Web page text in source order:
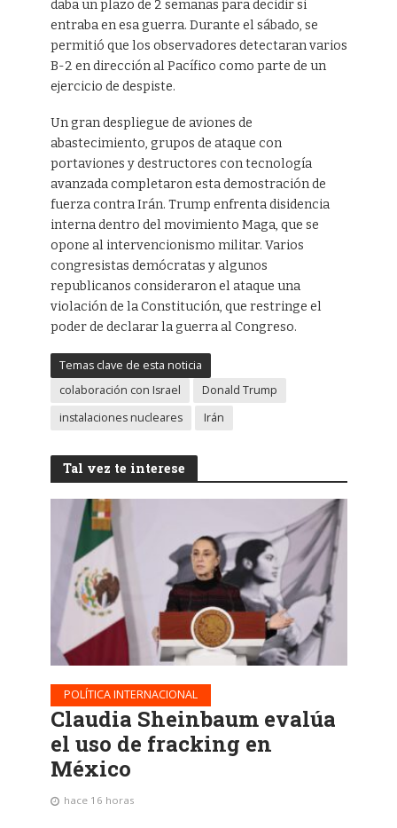
daba un plazo de 2 semanas para decidir si
entraba en esa guerra. Durante el sábado, se
permitió que los observadores detectaran varios
B-2 en dirección al Pacífico como parte de un
ejercicio de despiste.
Un gran despliegue de aviones de
abastecimiento, grupos de ataque con
portaviones y destructores con tecnología
avanzada completaron esta demostración de
fuerza contra Irán. Trump enfrenta disidencia
interna dentro del movimiento Maga, que se
opone al intervencionismo militar. Varios
congresistas demócratas y algunos
republicanos consideraron el ataque una
violación de la Constitución, que restringe el
poder de declarar la guerra al Congreso.
Temas clave de esta noticia
colaboración con Israel
Donald Trump
instalaciones nucleares
Irán
Tal vez te interese
POLÍTICA INTERNACIONAL
Claudia Sheinbaum evalúa
el uso de fracking en
México
hace 16 horas